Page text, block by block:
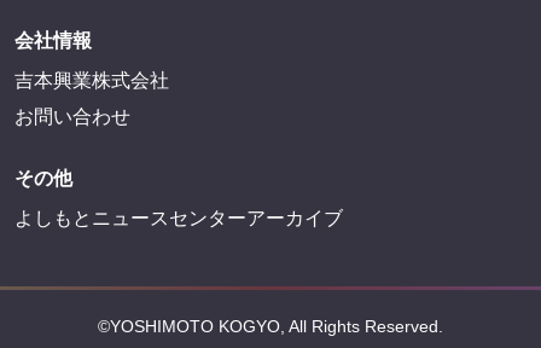
会社情報
吉本興業株式会社
お問い合わせ
その他
よしもとニュースセンターアーカイブ
©YOSHIMOTO KOGYO, All Rights Reserved.